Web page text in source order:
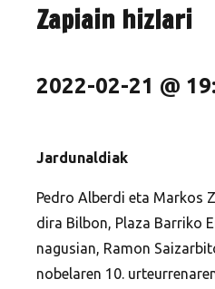
Zapiain hizlari
2022-02-21 @
Jardunaldiak
Pedro Alberdi eta Markos
dira Bilbon, Plaza Barriko
nagusian, Ramon
nobelaren 10.